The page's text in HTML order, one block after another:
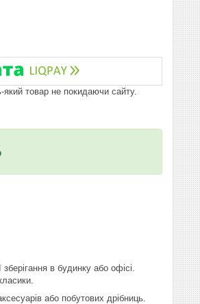
який товар не покидаючи сайту.
в будинку або офісі.
або побутових дрібниць.